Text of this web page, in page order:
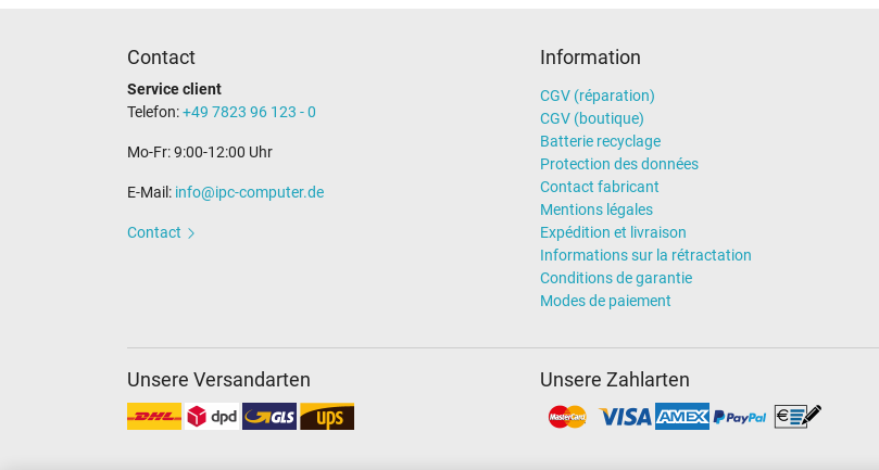
Catégorie
Utilisation
Contact
Service client
Telefon:+49 7823 96 123 - 0
Mo-Fr: 9:00-12:00 Uhr
E-Mail: info@ipc-computer.de
Contact
Information
CGV (réparation)
CGV (boutique)
Batterie recyclage
Protection des données
Contact fabricant
Mentions légales
Expédition et livraison
Informations sur la rétractation
Conditions de garantie
Modes de paiement
Unsere Versandarten Unsere Zahlarten